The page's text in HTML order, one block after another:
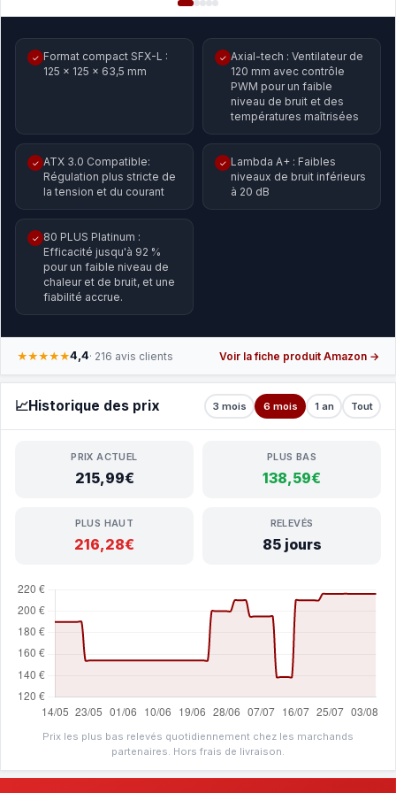
✓ Format compact SFX-L :
125 x 125 x 63,5 mm
✓ Axial-tech : Ventilateur de
120 mm avec contrôle
PWM pour un faible
niveau de bruit et des
températures maîtrisées
✓ ATX 3.0 Compatible:
Régulation plus stricte de
la tension et du courant
✓ Lambda A+ : Faibles
niveaux de bruit inférieurs
à 20 dB​
✓ 80 PLUS Platinum :
Efficacité jusqu'à 92 %
pour un faible niveau de
chaleur et de bruit, et une
fiabilité accrue.
★★★★★4,4· 216 avis clients Voir la fiche produit Amazon →
📈Historique des prix 3 mois 6 mois 1 an Tout
PRIX ACTUEL
215,99€
PLUS BAS
138,59€
PLUS HAUT
216,28€
RELEVÉS
85 jours
Prix les plus bas relevés quotidiennement chez les marchands
partenaires. Hors frais de livraison.